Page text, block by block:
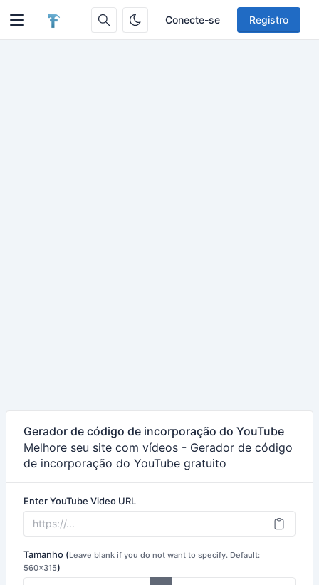
Conecte-se Registro
Gerador de código de incorporação do YouTube
Melhore seu site com vídeos - Gerador de código
de incorporação do YouTube gratuito
Enter YouTube Video URL
Tamanho (Leave blank if you do not want to specify. Default:
560x315)